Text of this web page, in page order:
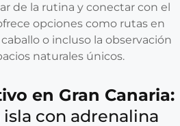
de la rutina y conectar con el
opciones como rutas en
o incluso la observación
naturales únicos.
en Gran Canaria:
con adrenalina